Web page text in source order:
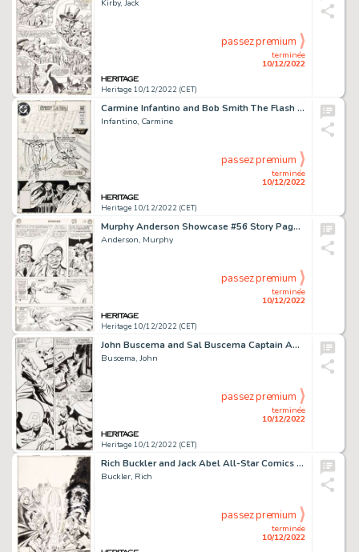
Kirby, Jack
Heritage 10/12/2022 (CET)
terminée
10/12/2022
passez premium
Carmine Infantino and Bob Smith The Flash #306 Cover Original Art (DC, 1982)....
Infantino, Carmine
Heritage 10/12/2022 (CET)
terminée
10/12/2022
passez premium
Murphy Anderson Showcase #56 Story Page 10 Dr. Fate Original Art (DC, 1965)....
Anderson, Murphy
Heritage 10/12/2022 (CET)
terminée
10/12/2022
passez premium
John Buscema and Sal Buscema Captain America #115 Story Page 5 Red Skull Original Art (Marvel, 1969)....
Buscema, John
Heritage 10/12/2022 (CET)
terminée
10/12/2022
passez premium
Rich Buckler and Jack Abel All-Star Comics #66 Cover Original Art (DC, 1977)....
Buckler, Rich
terminée
10/12/2022
passez premium